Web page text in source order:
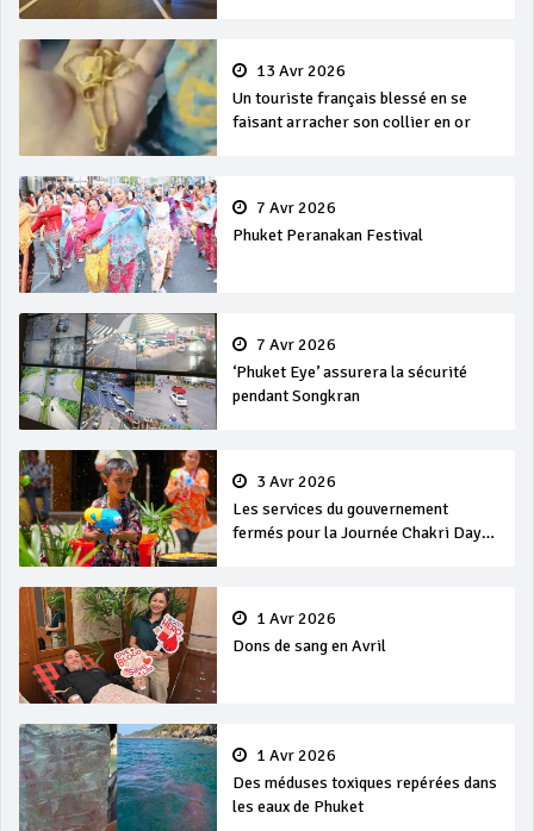
13 Avr 2026
Un touriste français blessé en se
faisant arracher son collier en or
7 Avr 2026
Phuket Peranakan Festival
7 Avr 2026
‘Phuket Eye’ assurera la sécurité
pendant Songkran
3 Avr 2026
Les services du gouvernement
fermés pour la Journée Chakri Day
1 Avr 2026
Dons de sang en Avril
1 Avr 2026
Des méduses toxiques repérées dans
les eaux de Phuket